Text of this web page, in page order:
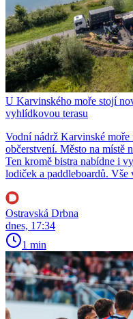
U Karvinského moře stojí
vyhlídkovou terasu
Vodní nádrž Karvinské
občerstvení. Město na místě
Ten kromě bistra nabídne i
lodiček a paddleboardů.
Ostravská Drbna
dnes, 17:34
1 min